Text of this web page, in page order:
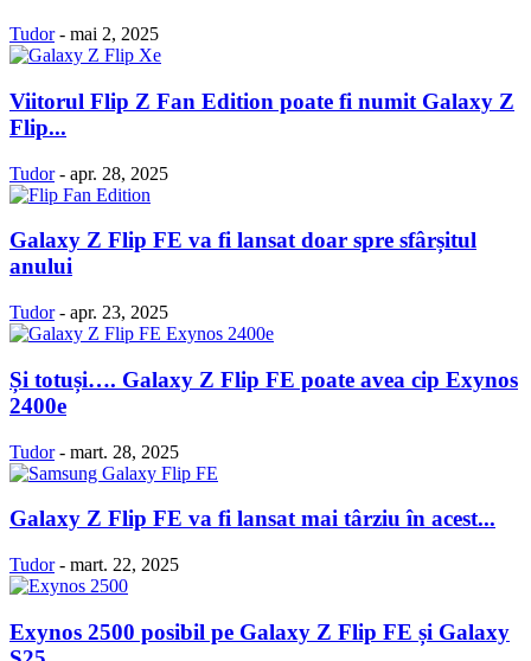
Tudor - mai 2, 2025
Viitorul Flip Z Fan Edition poate fi numit Galaxy Z
Flip...
Tudor - apr. 28, 2025
Galaxy Z Flip FE va fi lansat doar spre sfârșitul
anului
Tudor - apr. 23, 2025
Și totuși…. Galaxy Z Flip FE poate avea cip Exynos
2400e
Tudor - mart. 28, 2025
Galaxy Z Flip FE va fi lansat mai târziu în acest...
Tudor - mart. 22, 2025
Exynos 2500 posibil pe Galaxy Z Flip FE și Galaxy